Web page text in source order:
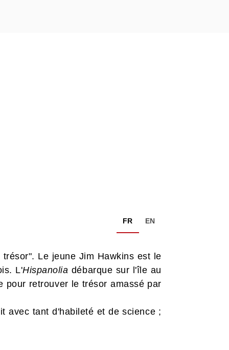
FR EN
Le jeune Jim Hawkins est le
L'Hispanolia débarque sur l'île au
pour retrouver le trésor amassé par
avec tant d'habileté et de science ;